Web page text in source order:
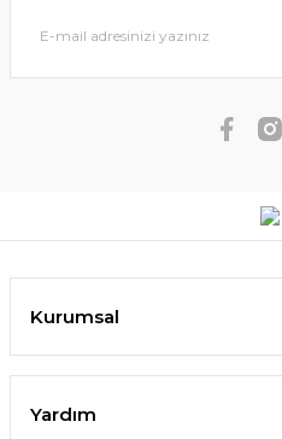
Kurumsal
Yardım